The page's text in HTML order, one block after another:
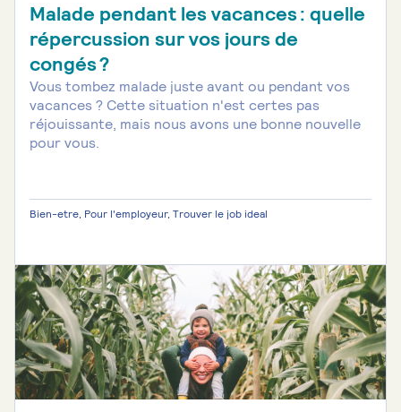
Malade pendant les vacances : quelle
répercussion sur vos jours de
congés ?
Vous tombez malade juste avant ou pendant vos
vacances ? Cette situation n'est certes pas
réjouissante, mais nous avons une bonne nouvelle
pour vous.
Bien-etre, Pour l'employeur, Trouver le job ideal